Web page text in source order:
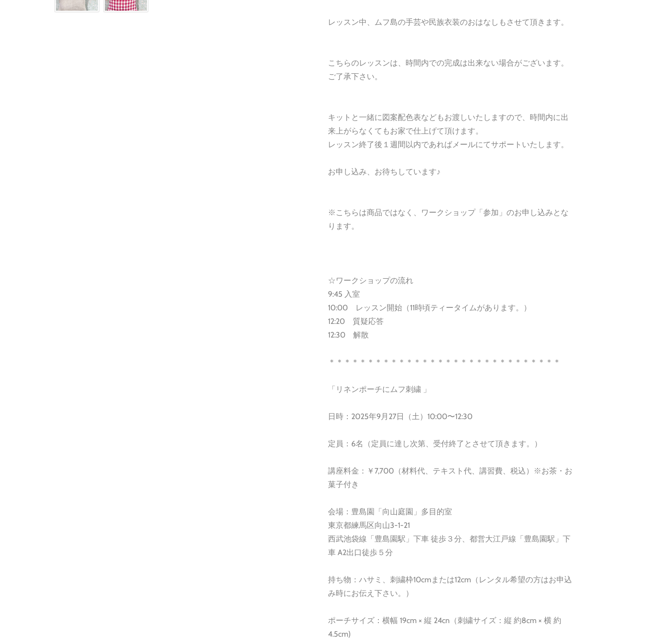
レッスン中、ムフ島の手芸や民族衣装のおはなしもさせて頂きます。
こちらのレッスンは、時間内での完成は出来ない場合がございます。
ご了承下さい。
キットと一緒に図案配色表などもお渡しいたしますので、時間内に出
来上がらなくてもお家で仕上げて頂けます。
レッスン終了後１週間以内であればメールにてサポートいたします。
お申し込み、お待ちしています♪
※こちらは商品ではなく、ワークショップ「参加」のお申し込みとな
ります。
☆ワークショップの流れ
9:45 入室
10:00 レッスン開始（11時頃ティータイムがあります。）
12:20 質疑応答
12:30 解散
＊＊＊＊＊＊＊＊＊＊＊＊＊＊＊＊＊＊＊＊＊＊＊＊＊＊＊＊＊＊
「リネンポーチにムフ刺繍 」
日時：2025年9月27日（土）10:00〜12:30
定員：6名（定員に達し次第、受付終了とさせて頂きます。）
​講座料金：￥7,700（材料代、テキスト代、講習費、税込）※お茶・お
菓子付き
会場：豊島園「向山庭園」多目的室
東京都練馬区向山3-1-21
西武池袋線「豊島園駅」下車 徒歩３分、都営大江戸線「豊島園駅」下
車 A2出口徒歩５分
持ち物：ハサミ、刺繍枠10cmまたは12cm（レンタル希望の方はお申込
み時にお伝え下さい。）
ポーチサイズ：横幅 19cm × 縦 24cn（刺繍サイズ：縦 約8cm × 横 約
4.5cm)